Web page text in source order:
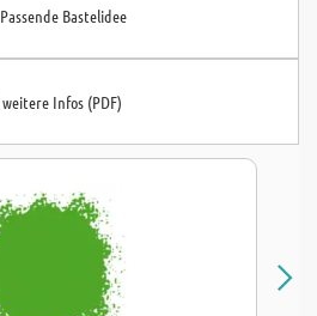
Passende Bastelidee
weitere Infos (PDF)